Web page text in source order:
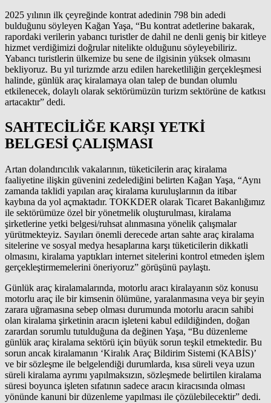
2025 yılının ilk çeyreğinde kontrat adedinin 798 bin adedi
bulduğunu söyleyen Kağan Yaşa, “Bu kontrat adetlerine bakarak,
rapordaki verilerin yabancı turistler de dahil ne denli geniş bir kitleye
hizmet verdiğimizi doğrular nitelikte olduğunu söyleyebiliriz.
Yabancı turistlerin ülkemize bu sene de ilgisinin yüksek olmasını
bekliyoruz. Bu yıl turizmde arzu edilen hareketliliğin gerçekleşmesi
halinde, günlük araç kiralamaya olan talep de bundan olumlu
etkilenecek, dolaylı olarak sektörümüzün turizm sektörüne de katkısı
artacaktır” dedi.
SAHTECİLİĞE KARŞI YETKİ
BELGESİ ÇALIŞMASI
Artan dolandırıcılık vakalarının, tüketicilerin araç kiralama
faaliyetine ilişkin güvenini zedelediğini belirten Kağan Yaşa, “Aynı
zamanda taklidi yapılan araç kiralama kuruluşlarının da itibar
kaybına da yol açmaktadır. TOKKDER olarak Ticaret Bakanlığımız
ile sektörümüze özel bir yönetmelik oluşturulması, kiralama
şirketlerine yetki belgesi/ruhsat alınmasına yönelik çalışmalar
yürütmekteyiz. Sayıları önemli derecede artan sahte araç kiralama
sitelerine ve sosyal medya hesaplarına karşı tüketicilerin dikkatli
olmasını, kiralama yaptıkları internet sitelerini kontrol etmeden işlem
gerçekleştirmemelerini öneriyoruz” görüşünü paylaştı.
Günlük araç kiralamalarında, motorlu aracı kiralayanın söz konusu
motorlu araç ile bir kimsenin ölümüne, yaralanmasına veya bir şeyin
zarara uğramasına sebep olması durumunda motorlu aracın sahibi
olan kiralama şirketinin aracın işleteni kabul edildiğinden, doğan
zarardan sorumlu tutulduğuna da değinen Yaşa, “Bu düzenleme
günlük araç kiralama sektörü için büyük sorun teşkil etmektedir. Bu
sorun ancak kiralamanın ‘Kiralık Araç Bildirim Sistemi (KABİS)’
ve bir sözleşme ile belgelendiği durumlarda, kısa süreli veya uzun
süreli kiralama ayrımı yapılmaksızın, sözleşmede belirtilen kiralama
süresi boyunca işleten sıfatının sadece aracın kiracısında olması
yönünde kanuni bir düzenleme yapılması ile çözülebilecektir” dedi.